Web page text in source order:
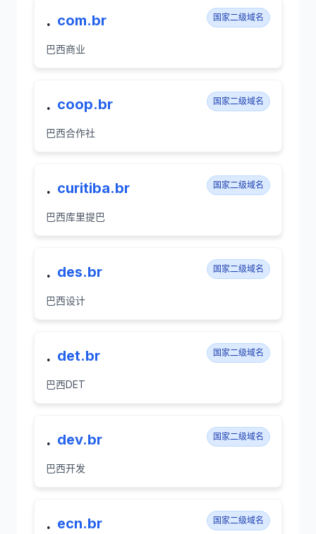
. com.br 国家二级域名
巴西商业
. coop.br 国家二级域名
巴西合作社
. curitiba.br 国家二级域名
巴西库里提巴
. des.br 国家二级域名
巴西设计
. det.br 国家二级域名
巴西DET
. dev.br 国家二级域名
巴西开发
. ecn.br 国家二级域名